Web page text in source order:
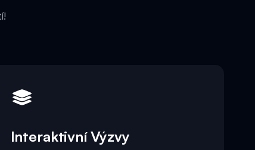
Interaktivní Výzvy